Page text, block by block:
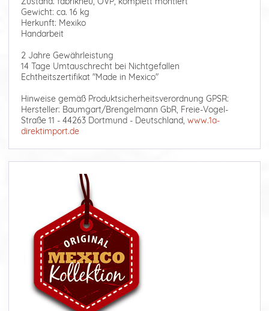
Gewicht: ca. 16 kg
Herkunft: Mexiko
Handarbeit
2 Jahre Gewährleistung
14 Tage Umtauschrecht bei Nichtgefallen
Echtheitszertifikat "Made in Mexico"
Hinweise gemäß Produktsicherheitsverordnung GPSR:
Hersteller: Baumgart/Brengelmann GbR, Freie-Vogel-
Straße 11 - 44263 Dortmund - Deutschland, www.1a-
direktimport.de